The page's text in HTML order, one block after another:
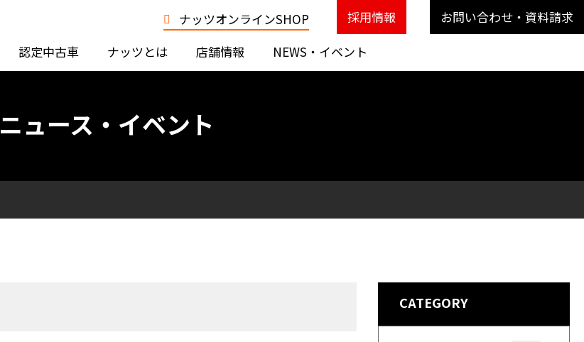
お問い合わせ・資料請求
認定中古車 ナッツとは 店舗情報 NEWS・イベント
ナッツオンラインSHOP 採用情報
ニュース・イベント
CATEGORY